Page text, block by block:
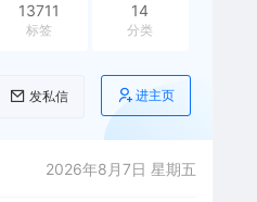
13711
标签
14
分类
发私信 进主页
2026年8月7日 星期五